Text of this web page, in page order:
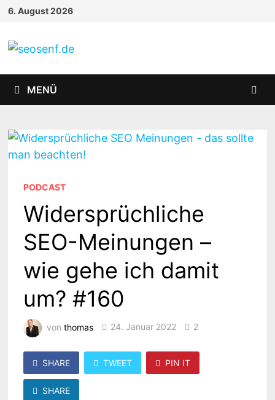
Zurück
Inhalt
6. August 2026
MENÜ
PODCAST
Widersprüchliche
SEO-Meinungen –
wie gehe ich damit
um? #160
von thomas 24. Januar 2022 2
SHARE TWEET PIN IT
SHARE